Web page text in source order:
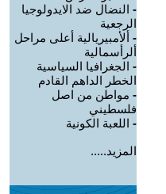
- النضال ضد الايدولوجيا
الرجعية
- ألأمبيريالية أعلى مراحل
ألرأسمالية
- الجغرافيا السياسية
الخطر الداهم القادم
- مواطن من اصل
فلسطيني
- اللعبة الكونية
المزيد.....